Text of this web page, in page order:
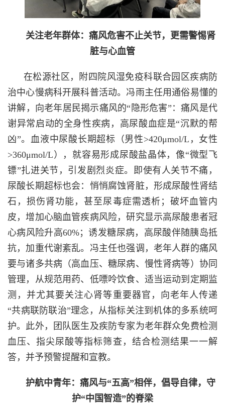
关注老年群体：痛风危害不止关节，更需警惕肾
脏与心血管
在松源社区，附四院风湿免疫科联合园区疾病防
治中心慢病科开展科普活动。冯雨主任用通俗易懂的
讲解，向老年居民揭示痛风的“隐形危害”：痛风是代
谢异常启动的全身性疾病，高尿酸血症是“沉默的帮
凶”。血液中尿酸长期超标（男性>420μmol/L，女性
>360μmol/L），就容易形成尿酸盐晶体，像“微型飞
镖”扎进关节，引发剧烈炎症。即使有人关节不痛，
尿酸长期超标也会：悄悄腐蚀肾脏，形成尿酸性肾结
石，损伤肾功能，甚至尿毒症需透析；破坏血管内
皮，增加心脑血管疾病风险，研究显示高尿酸患者冠
心病风险升高60%；诱发糖尿病，高尿酸伴随胰岛抵
抗，加重代谢紊乱。冯主任也强调，老年人群的痛风
要与诸多共病（高血压、糖尿病、慢性肾病等）协同
管理，从规范用药、低嘌呤饮食、适当运动到定期监
测，并尤其要关注心肾等重要器官，向老年人传递
“共病联防联治”理念，从指标关注到机体的多系统呵
护。此外，团队医生及疾防专家为老年群众免费检测
血压、指尖尿酸等指标筛查，结合检测结果一一解
答，并予预警提醒和宣教。
护航中青年：痛风与“五高”相伴，倡导自律，守
护“中国智造”的脊梁